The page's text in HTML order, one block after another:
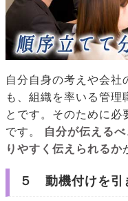
自分自身の考えや会社
も、組織を率いる管理
とです。そのために必
です。
自分が伝える
りやすく伝えられるか
５ 動機付けを引